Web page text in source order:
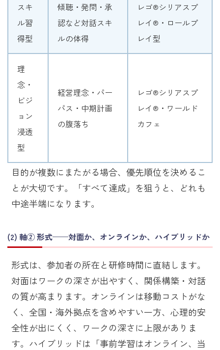
スキ
ル習
得型
傾聴・発問・承
認など対話スキ
ルの体得
レゴ®シリアスプ
レイ®・ロールプ
レイ型
理
念・
ビジ
ョン
浸透
型
経営理念・パー
パス・中期計画
の腹落ち
レゴ®シリアスプ
レイ®・ワールド
カフェ
目的が複数にまたがる場合、優先順位を決めるこ
とが大切です。「すべて達成」を狙うと、どれも
中途半端になります。
軸② 形式——対面か、オンラインか、ハイブリッドか
形式は、参加者の所在と研修時間に直結します。
対面はワークの深さが出やすく、関係構築・対話
の質が高まります。オンラインは移動コストがな
く、全国・海外拠点を含めやすい一方、心理的安
全性が出にくく、ワークの深さに上限がありま
す。ハイブリッドは「事前学習はオンライン、当